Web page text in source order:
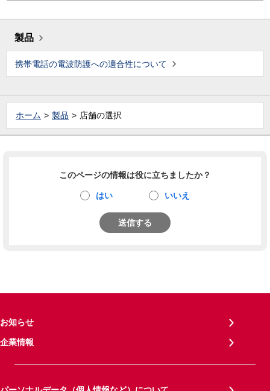
製品
携帯電話の電波防護への適合性について
ホーム 製品 店舗の選択
このページの情報は役に立ちましたか？
はい いいえ
送信する
お知らせ
企業情報